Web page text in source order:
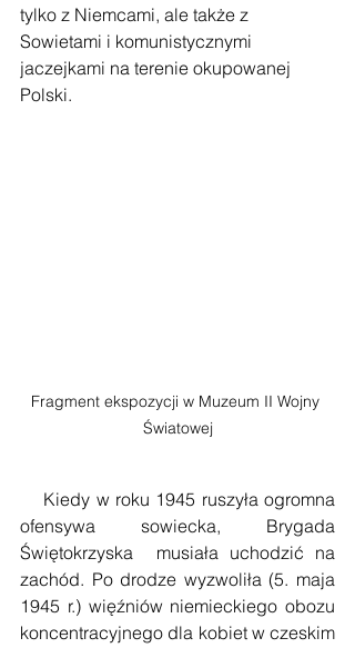
tylko z Niemcami, ale także z
Sowietami i komunistycznymi
jaczejkami na terenie okupowanej
Polski.
Fragment ekspozycji w Muzeum II Wojny
Światowej
ofensywa sowiecka, Brygada
Świętokrzyska  musiała uchodzić na
zachód. Po drodze wyzwoliła (5. maja
1945 r.) więźniów niemieckiego obozu
koncentracyjnego dla kobiet w czeskim